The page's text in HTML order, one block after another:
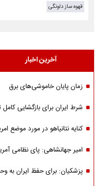
قهوه ساز دلونگی
آخرین اخبار
زمان پایان خاموشی‌های برق
شرط ایران برای بازگشایی کامل
کنایه نتانیاهو در مورد موضع
امیر جهانشاهی: پای نظامی
پزشکیان: برای حفظ ایران به